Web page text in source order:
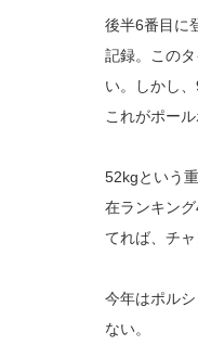
後半6番目に
記録。この
い。しかし
これがポー
52kgという
在ランキン
てれば、チ
今年はポル
ない。